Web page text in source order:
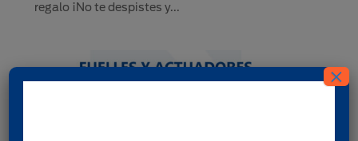
regalo ¡No te despistes y...
×